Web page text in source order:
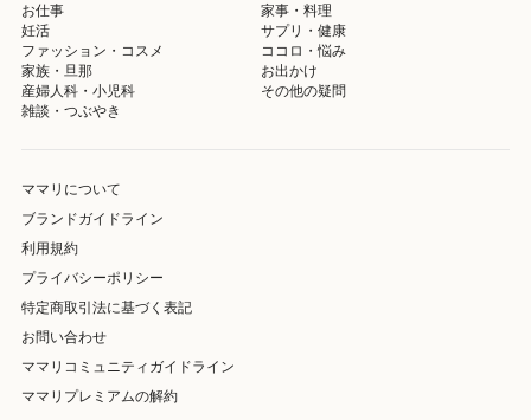
お仕事
家事・料理
妊活
サプリ・健康
ファッション・コスメ
ココロ・悩み
家族・旦那
お出かけ
産婦人科・小児科
その他の疑問
雑談・つぶやき
ママリについて
ブランドガイドライン
利用規約
プライバシーポリシー
特定商取引法に基づく表記
お問い合わせ
ママリコミュニティガイドライン
ママリプレミアムの解約